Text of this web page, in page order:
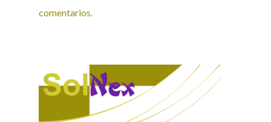
comentarios.